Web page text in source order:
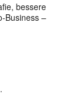
bessere
Business –